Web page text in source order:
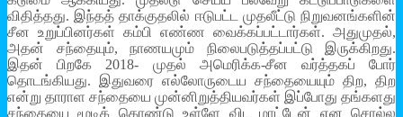
விதித்தது. இந்தத் தாக்குதலில் ஈடுபட்ட முதலீட்டு நிறுவனங்களின்
சீன உறுப்பினர்கள் கம்பி எண்ண வைக்கப்பட்டார்கள். அதுமுதல்,
அதன் சந்தையும், நாணயமும் நிலைபடுத்தப்பட்டு இருக்கிறது.
இதன் பிறகே 2018- முதல் அமெரிக்க-சீன வர்த்தகப் போர்
தொடங்கியது. இதுவரை எல்லோருடைய சந்தையையும் திற, திற
என்று தாராள சந்தையை முன்னிறுத்தியவர்கள் இப்போது தங்களது
சந்தையை மூடிக் கொண்டு உள்ளே விட மாட்டேன் என சொல்ல